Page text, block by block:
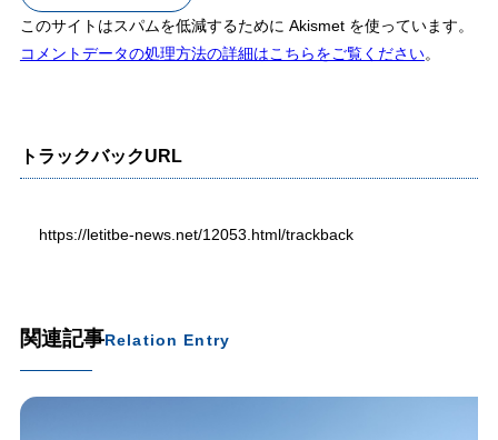
このサイトはスパムを低減するために Akismet を使っています。
コメントデータの処理方法の詳細はこちらをご覧ください。
トラックバックURL
https://letitbe-news.net/12053.html/trackback
関連記事Relation Entry